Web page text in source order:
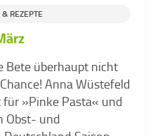
REZEPTE
Bete überhaupt nicht
Anna Wüstefeld
»Pinke Pasta« und
Obst- und